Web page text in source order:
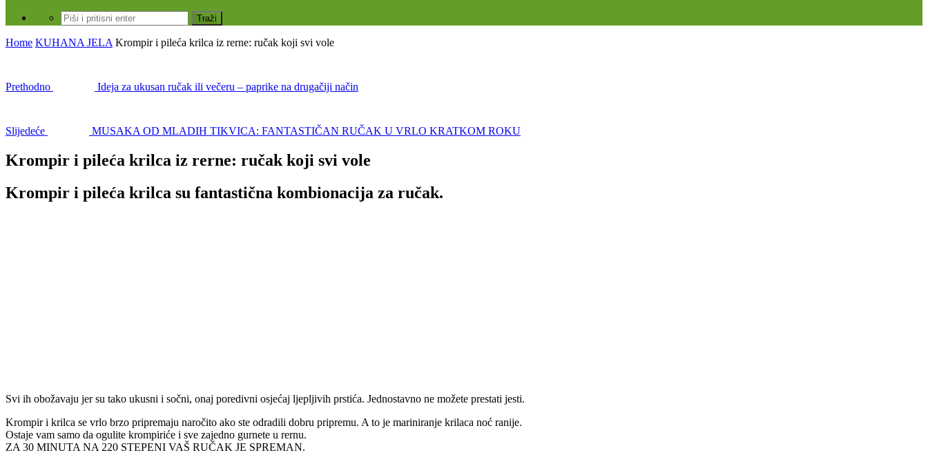
Home KUHANA JELA Krompir i pileća krilca iz rerne: ručak koji svi vole
Prethodno Ideja za ukusan ručak ili večeru – paprike na drugačiji način
Slijedeće MUSAKA OD MLADIH TIKVICA: FANTASTIČAN RUČAK U VRLO KRATKOM ROKU
Krompir i pileća krilca iz rerne: ručak koji svi vole
Krompir i pileća krilca su fantastična kombionacija za ručak.
Svi ih obožavaju jer su tako ukusni i sočni, onaj poredivni osjećaj ljepljivih prstića. Jednostavno ne možete prestati jesti.
Krompir i krilca se vrlo brzo pripremaju naročito ako ste odradili dobru pripremu. A to je mariniranje krilaca noć ranije.
Ostaje vam samo da ogulite krompiriće i sve zajedno gurnete u rernu.
ZA 30 MINUTA NA 220 STEPENI VAŠ RUČAK JE SPREMAN.